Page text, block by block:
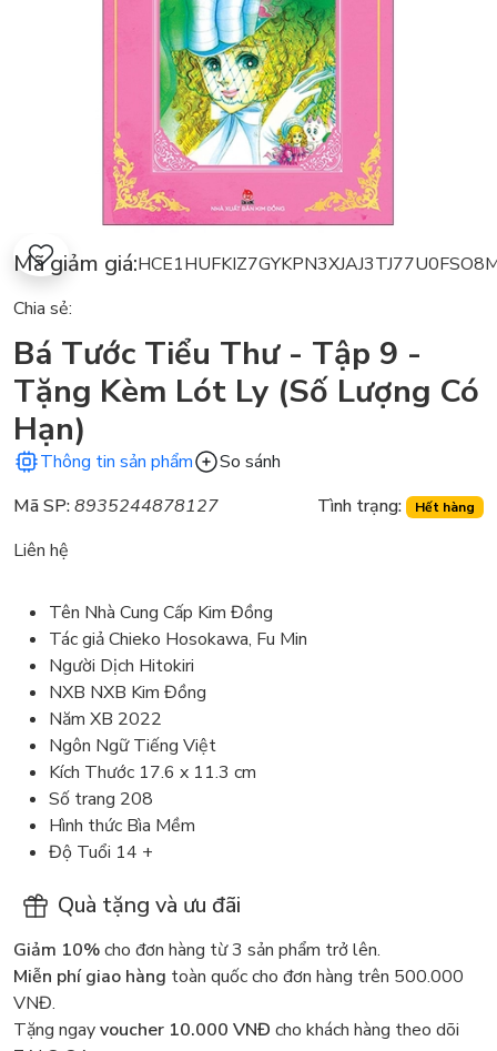
Mã giảm giá:HCE1HUFKIZ7GYKPN3XJAJ3TJ
Chia sẻ:
Bá Tước Tiểu Thư - Tập 9 -
Tặng Kèm Lót Ly (Số Lượng Có
Hạn)
Thông tin sản phẩm
So sánh
Mã SP:8935244878127 Tình trạng: Hết hàng
Liên hệ
Tên Nhà Cung Cấp Kim Đồng
Tác giả Chieko Hosokawa, Fu Min
Người Dịch Hitokiri
NXB NXB Kim Đồng
Năm XB 2022
Ngôn Ngữ Tiếng Việt
Kích Thước 17.6 x 11.3 cm
Số trang 208
Hình thức Bìa Mềm
Độ Tuổi 14 +
Quà tặng và ưu đãi
Giảm 10%cho đơn hàng từ 3 sản phẩm trở lên.
Miễn phí giao hàng toàn quốc cho đơn hàng trên 500.000
VNĐ.
Tặng ngayvoucher 10.000 VNĐ cho khách hàng theo dõi